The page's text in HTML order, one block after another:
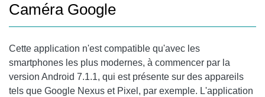
Caméra Google
Cette application n'est compatible qu'avec les
smartphones les plus modernes, à commencer par la
version Android 7.1.1, qui est présente sur des appareils
tels que Google Nexus et Pixel, par exemple. L'application